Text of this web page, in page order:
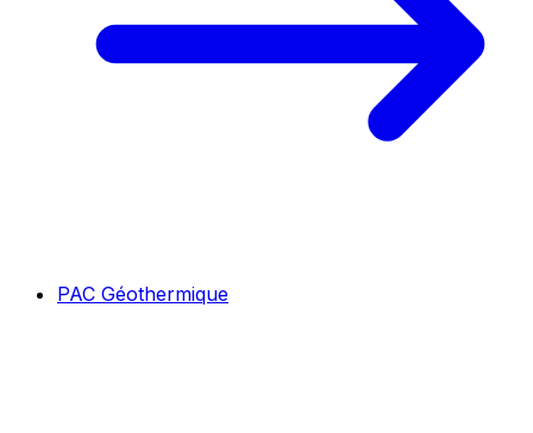
PAC Géothermique